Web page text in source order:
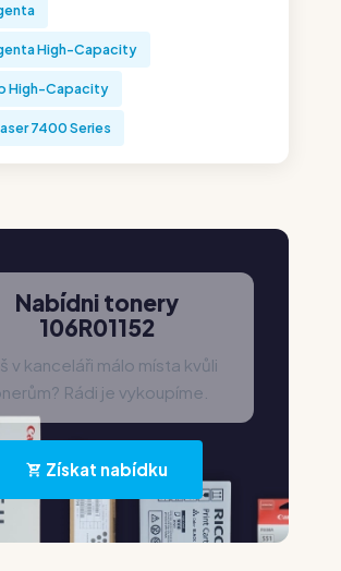
High-Capacity
High-Capacity
7400 Series
Nabídni tonery
106R01152
v kanceláři málo místa kvůli
Rádi je vykoupíme.
Získat nabídku